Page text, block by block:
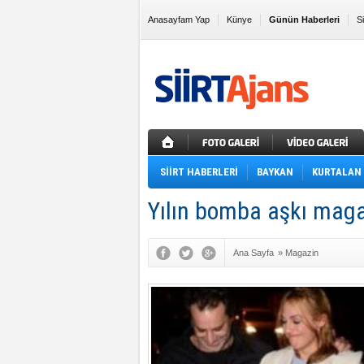
Anasayfam Yap Künye Günün Haberleri
Sık Kullanılanlara Ekle
SİİRT HABERLERİ BAYKAN KURTALAN
Yılın bomba aşkı
Ana Sayfa » Magazin